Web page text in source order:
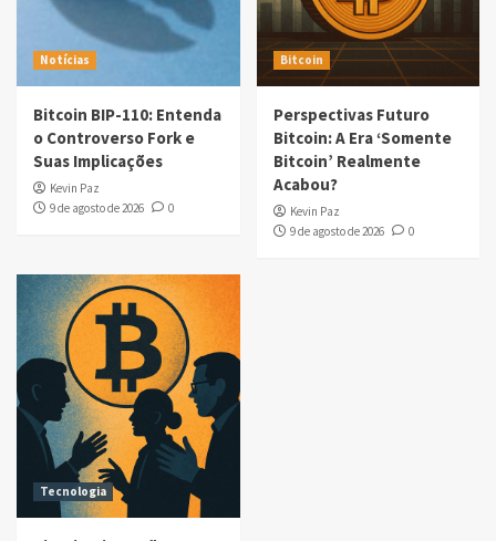
Notícias
Bitcoin BIP-110: Entenda
o Controverso Fork e
Suas Implicações
Kevin Paz
9 de agosto de 2026
0
Bitcoin
Perspectivas Futuro
Bitcoin: A Era ‘Somente
Bitcoin’ Realmente
Acabou?
Kevin Paz
9 de agosto de 2026
0
Tecnologia